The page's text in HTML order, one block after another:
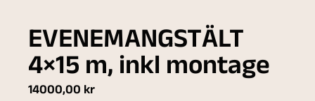
EVENEMANGSTÄLT
4×15 m, inkl montage
14000,00 kr